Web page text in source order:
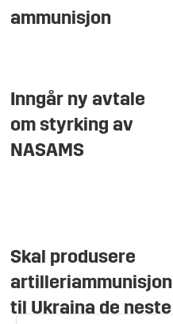
ammunisjon
Inngår ny avtale
om styrking av
NASAMS
Skal produsere
artilleriammunisjon
til Ukraina de neste